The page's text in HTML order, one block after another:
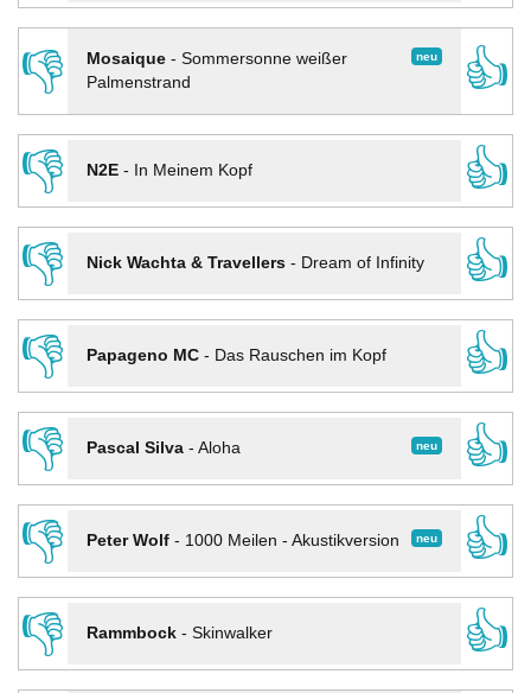
👎
neu
Mosaique- Sommersonne weißer
Palmenstrand
👍
👎
N2E- In Meinem Kopf
👍
👎
Nick Wachta & Travellers- Dream of Infinity
👍
👎
Papageno MC- Das Rauschen im Kopf
👍
👎
neu
Pascal Silva- Aloha
👍
👎
neu
Peter Wolf- 1000 Meilen - Akustikversion
👍
👎
Rammbock- Skinwalker
👍